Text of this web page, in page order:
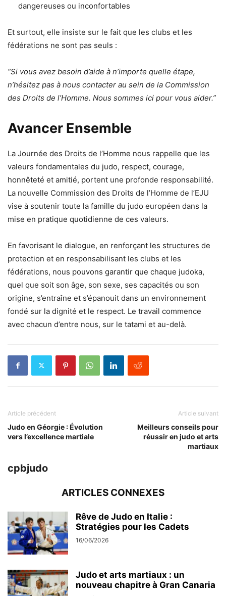
dangereuses ou inconfortables
Et surtout, elle insiste sur le fait que les clubs et les
fédérations ne sont pas seuls :
“Si vous avez besoin d’aide à n’importe quelle étape,
n’hésitez pas à nous contacter au sein de la Commission
des Droits de l’Homme. Nous sommes ici pour vous aider.”
Avancer Ensemble
La Journée des Droits de l’Homme nous rappelle que les
valeurs fondamentales du judo, respect, courage,
honnêteté et amitié, portent une profonde responsabilité.
La nouvelle Commission des Droits de l’Homme de l’EJU
vise à soutenir toute la famille du judo européen dans la
mise en pratique quotidienne de ces valeurs.
En favorisant le dialogue, en renforçant les structures de
protection et en responsabilisant les clubs et les
fédérations, nous pouvons garantir que chaque judoka,
quel que soit son âge, son sexe, ses capacités ou son
origine, s’entraîne et s’épanouit dans un environnement
fondé sur la dignité et le respect. Le travail commence
avec chacun d’entre nous, sur le tatami et au-delà.
Article précédent
Judo en Géorgie : Évolution
vers l’excellence martiale
Article suivant
Meilleurs conseils pour
réussir en judo et arts
martiaux
cpbjudo
ARTICLES CONNEXES
Rêve de Judo en Italie :
Stratégies pour les Cadets
16/06/2026
Judo et arts martiaux : un
nouveau chapitre à Gran Canaria